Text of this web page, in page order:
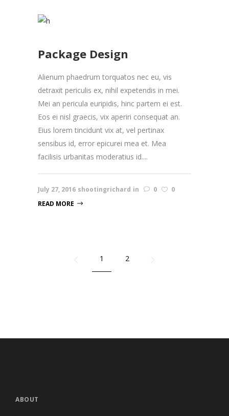
Package Design
Alienum phaedrum torquatos nec eu, vis
detraxit periculis ex, nihil expetendis in mei.
Mei an pericula euripidis, hinc partem ei est.
Eos ei nisl graecis, vix aperiri consequat an.
Eius lorem tincidunt vix at, vel pertinax
sensibus id, error epicurei mea et. Mea
facilisis urbanitas moderatius id....
July 27, 2016 shootingrichard in 0
0
READ MORE
1 2
ABOUT